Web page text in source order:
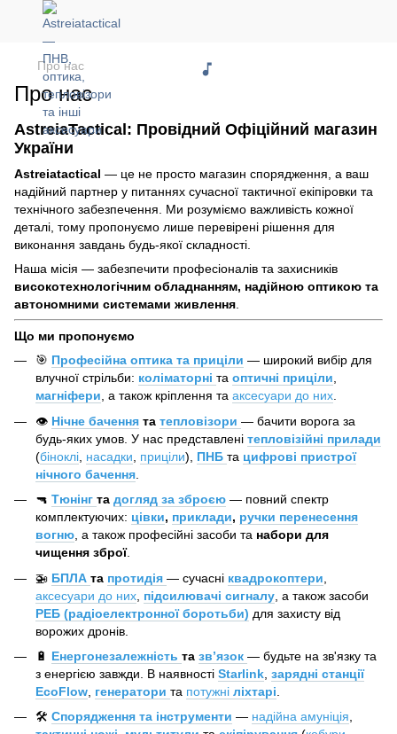
Про нас
Про нас
AstreiaTactical: Провідний Офіційний магазин
України
Astreiatactical — це не просто магазин спорядження, а ваш
надійний партнер у питаннях сучасної тактичної екіпіровки та
технічного забезпечення. Ми розуміємо важливість кожної
деталі, тому пропонуємо лише перевірені рішення для
виконання завдань будь-якої складності.
Наша місія — забезпечити професіоналів та захисників
високотехнологічним обладнанням, надійною оптикою та
автономними системами живлення.
Що ми пропонуємо
🎯 Професійна оптика та приціли — широкий вибір для
влучної стрільби: коліматорні та оптичні приціли,
магніфери, а також кріплення та аксесуари до них.
👁️ Нічне бачення та тепловізори — бачити ворога за
будь-яких умов. У нас представлені тепловізійні прилади
(біноклі насадки приціли), ПНБ та цифрові пристрої
нічного бачення
🔫 Тюнінг та догляд за зброєю — повний спектр
комплектуючих: цівки, приклади, ручки перенесення
вогню , а також професійні засоби та набори для
чищення зброї.
🚁 БПЛА та протидія — сучасні квадрокоптери
аксесуари до них підсилювачі сигналу , а також засоби
РЕБ (радіоелектронної боротьби) для захисту від
ворожих дронів.
🔋 Енергонезалежність та зв’язок — будьте на зв'язку та
з енергією завжди. В наявності Starlink зарядні станції
EcoFlow генератори та потужні ліхтарі
🛠️ Спорядження та інструменти — надійна амуніція,